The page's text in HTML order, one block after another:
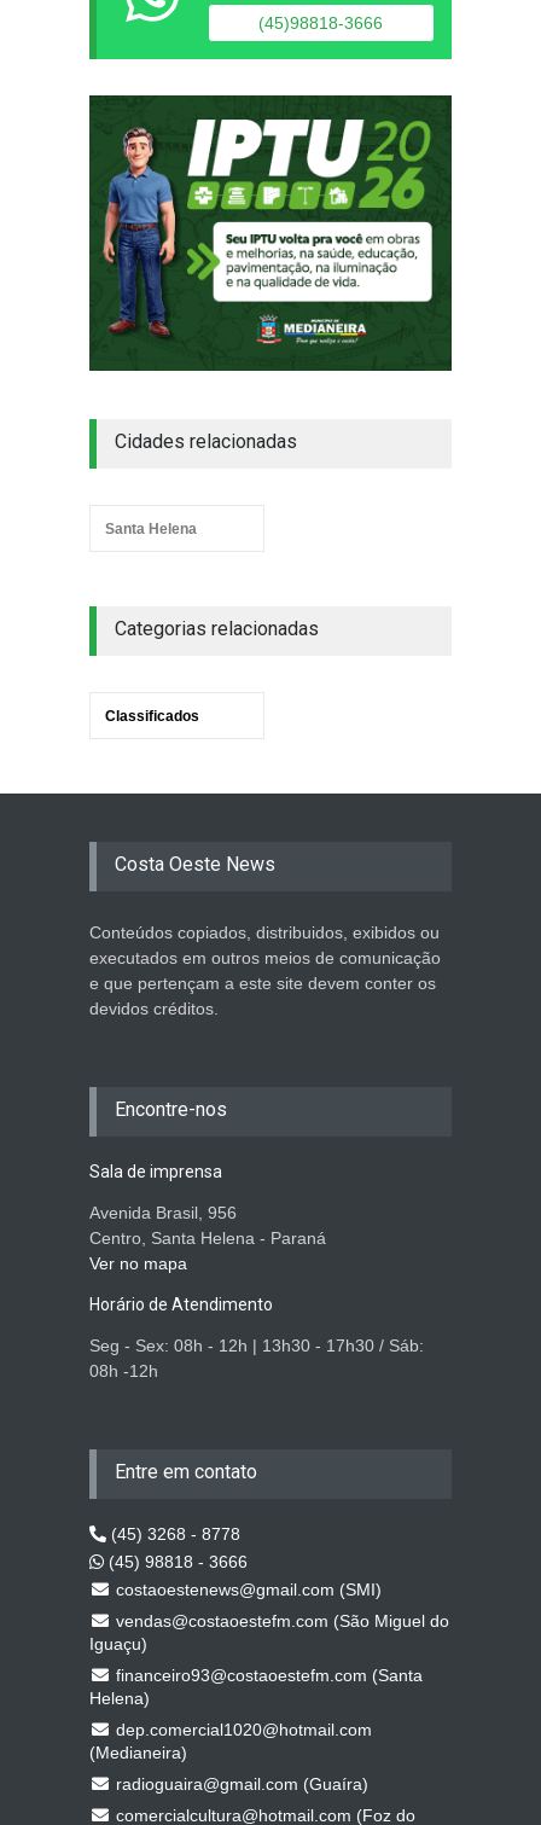
(45)98818-3666
Cidades relacionadas
Santa Helena
Categorias relacionadas
Classificados
Costa Oeste News
Conteúdos copiados, distribuidos, exibidos ou
executados em outros meios de comunicação
e que pertençam a este site devem conter os
devidos créditos.
Encontre-nos
Sala de imprensa
Avenida Brasil, 956
Centro, Santa Helena - Paraná
Ver no mapa
Horário de Atendimento
Seg - Sex: 08h - 12h | 13h30 - 17h30 / Sáb:
08h -12h
Entre em contato
(45) 3268 - 8778
(45) 98818 - 3666
costaoestenews@gmail.com (SMI)
vendas@costaoestefm.com (São Miguel do
Iguaçu)
financeiro93@costaoestefm.com (Santa
Helena)
dep.comercial1020@hotmail.com
(Medianeira)
radioguaira@gmail.com (Guaíra)
comercialcultura@hotmail.com (Foz do